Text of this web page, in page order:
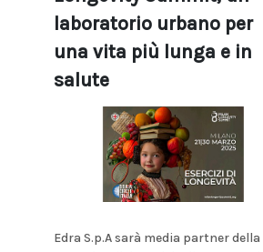
laboratorio urbano per
una vita più lunga e in
salute
Edra S.p.A sarà media partner della